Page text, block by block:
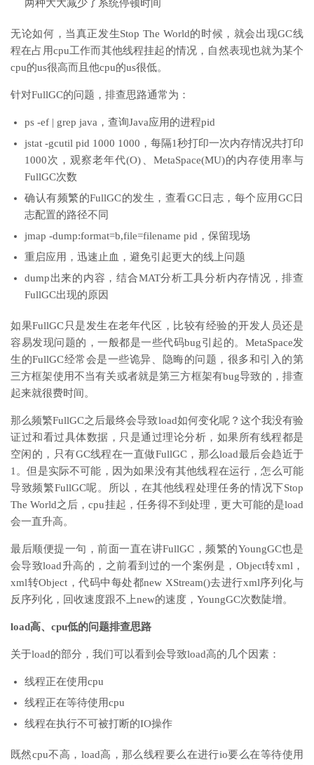
两种大大减少了系统停顿时间
无论如何，当真正发生Stop The World的时候，就会出现GC线
程在占用cpu工作而其他线程挂起的情况，自然表现也就为某个
cpu的us很高而且他cpu的us很低。
针对FullGC的问题，排查思路通常为：
ps -ef | grep java，查询Java应用的进程pid
jstat -gcutil pid 1000 1000，每隔1秒打印一次内存情况共打印
1000次，观察老年代(O)、MetaSpace(MU)的内存使用率与
FullGC次数
确认有频繁的FullGC的发生，查看GC日志，每个应用GC日
志配置的路径不同
jmap -dump:format=b,file=filename pid，保留现场
重启应用，迅速止血，避免引起更大的线上问题
dump出来的内容，结合MAT分析工具分析内存情况，排查
FullGC出现的原因
如果FullGC只是发生在老年代区，比较有经验的开发人员还是
容易发现问题的，一般都是一些代码bug引起的。MetaSpace发
生的FullGC经常会是一些诡异、隐晦的问题，很多和引入的第
三方框架使用不当有关或者就是第三方框架有bug导致的，排查
起来就很费时间。
那么频繁FullGC之后最终会导致load如何变化呢？这个我没有验
证过和看过具体数据，只是通过理论分析，如果所有线程都是
空闲的，只有GC线程在一直做FullGC，那么load最后会趋近于
1。但是实际不可能，因为如果没有其他线程在运行，怎么可能
导致频繁FullGC呢。所以，在其他线程处理任务的情况下Stop
The World之后，cpu挂起，任务得不到处理，更大可能的是load
会一直升高。
最后顺便提一句，前面一直在讲FullGC，频繁的YoungGC也是
会导致load升高的，之前看到过的一个案例是，Object转xml，
xml转Object，代码中每处都new XStream()去进行xml序列化与
反序列化，回收速度跟不上new的速度，YoungGC次数陡增。
load高、cpu低的问题排查思路
关于load的部分，我们可以看到会导致load高的几个因素：
线程正在使用cpu
线程正在等待使用cpu
线程在执行不可被打断的IO操作
既然cpu不高，load高，那么线程要么在进行io要么在等待使用